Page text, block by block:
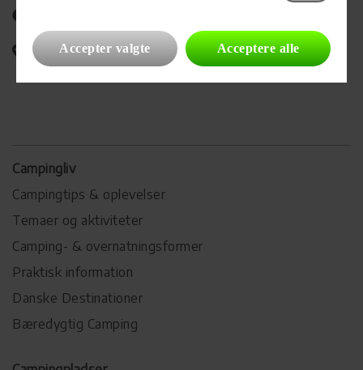
Campingvognens placering
Campingliv
Campingtips & oplevelser
Temaer og aktiviteter
Camping- & overnatningsformer
Praktisk information
Danske Destinationer
Bæredygtig Camping
Accepter valgte Acceptere alle